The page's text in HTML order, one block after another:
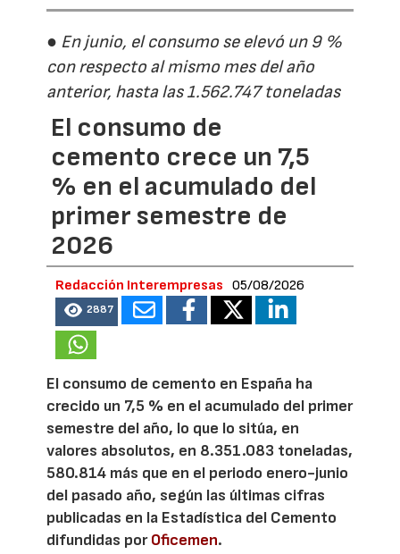
● En junio, el consumo se elevó un 9 %
con respecto al mismo mes del año
anterior, hasta las 1.562.747 toneladas
El consumo de
cemento crece un 7,5
% en el acumulado del
primer semestre de
2026
Redacción Interempresas 05/08/2026
2887
El consumo de cemento en España ha
crecido un 7,5 % en el acumulado del primer
semestre del año, lo que lo sitúa, en
valores absolutos, en 8.351.083 toneladas,
580.814 más que en el periodo enero-junio
del pasado año, según las últimas cifras
publicadas en la Estadística del Cemento
difundidas porOficemen.